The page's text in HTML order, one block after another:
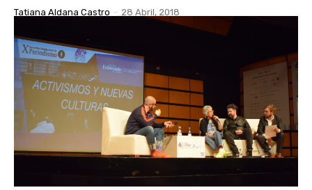
Tatiana Aldana Castro - 28 Abril, 2018